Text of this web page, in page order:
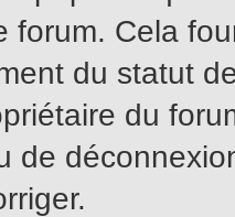
forum. Cela
du statut
du
de